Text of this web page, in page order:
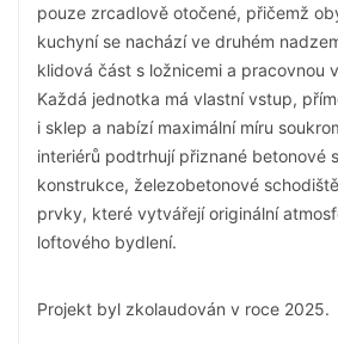
pouze zrcadlově otočené, přičemž
kuchyní se nachází ve druhém
klidová část s ložnicemi a pracovnou
Každá jednotka má vlastní vstup,
i sklep a nabízí maximální míru
interiérů podtrhují přiznané betonové
konstrukce, železobetonové
prvky, které vytvářejí originální
loftového bydlení.
Projekt byl zkolaudován v roce 2025.